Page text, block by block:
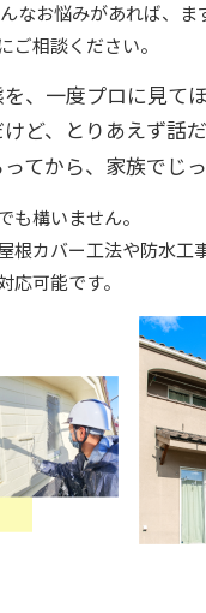
なお悩みがあれば、ま
ご相談ください。
、一度プロに見て
ど、とりあえず話
てから、家族でじ
も構いません。
根カバー工法や防水工
応可能です。